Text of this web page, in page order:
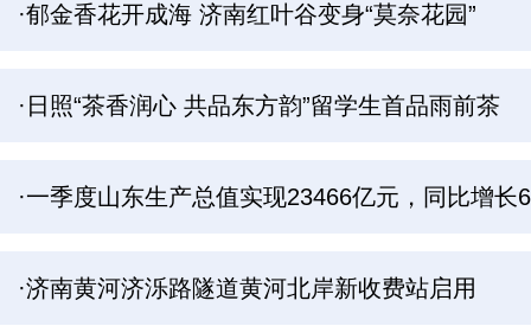
·郁金香花开成海 济南红叶谷变身“莫奈花园”
·日照“茶香润心 共品东方韵”留学生首品雨前茶
·一季度山东生产总值实现23466亿元，同比增长
·济南黄河济泺路隧道黄河北岸新收费站启用